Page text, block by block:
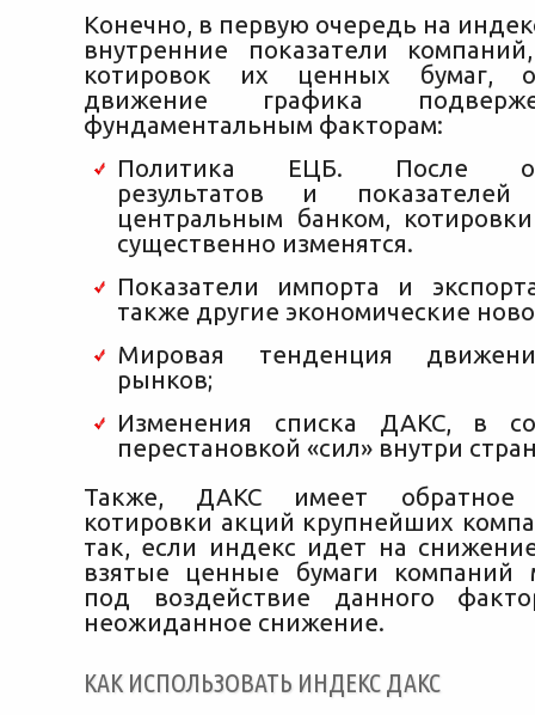
Конечно, в первую очередь на
внутренние показатели
котировок их ценных бумаг,
движение графика
фундаментальным факторам:
Политика ЕЦБ. После
результатов и показателей
центральным банком,
существенно изменятся.
Показатели импорта и
также другие экономические
Мировая тенденция
рынков;
Изменения списка ДАКС, в
перестановкой «сил» внутри
Также, ДАКС имеет
котировки акций крупнейших
так, если индекс идет на
взятые ценные бумаги компаний
под воздействие данного
неожиданное снижение.
КАК ИСПОЛЬЗОВАТЬ ИНДЕКС ДАКС